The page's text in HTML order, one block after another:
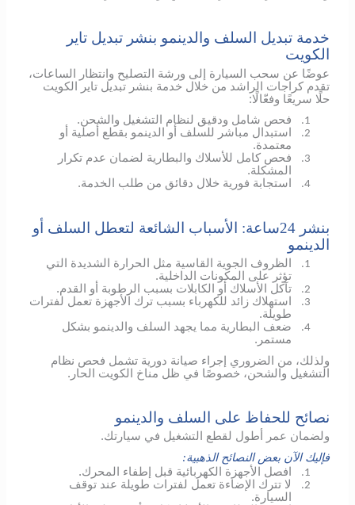
خدمة تبديل السلف والدينمو بنشر تبديل تاير
الكويت
عوضًا عن سحب السيارة إلى ورشة التصليح وانتظار الساعات،
تقدم كراجات الراشد من خلال خدمة بنشر تبديل تاير الكويت
حلًا سريعًا وفعّالًا:
1. فحص شامل ودقيق لنظام التشغيل والشحن.
2.
استبدال مباشر للسلف أو الدينمو بقطع أصلية أو
معتمدة.
3.
فحص كامل للأسلاك والبطارية لضمان عدم تكرار
المشكلة.
4. استجابة فورية خلال دقائق من طلب الخدمة.
بنشر 24ساعة: الأسباب الشائعة لتعطل السلف أو
الدينمو
1.
الظروف الجوية القاسية مثل الحرارة الشديدة التي
تؤثر على المكونات الداخلية.
2. تآكل الأسلاك أو الكابلات بسبب الرطوبة أو القدم.
3.
استهلاك زائد للكهرباء بسبب ترك الأجهزة تعمل لفترات
طويلة.
4.
ضعف البطارية مما يجهد السلف والدينمو بشكل
مستمر.
ولذلك، من الضروري إجراء صيانة دورية تشمل فحص نظام
التشغيل والشحن، خصوصًا في ظل مناخ الكويت الحار.
نصائح للحفاظ على السلف والدينمو
ولضمان عمر أطول لقطع التشغيل في سيارتك.
فإليك الآن بعض النصائح الذهبية:
1. افصل الأجهزة الكهربائية قبل إطفاء المحرك.
2.
لا تترك الإضاءة تعمل لفترات طويلة عند توقف
السيارة.